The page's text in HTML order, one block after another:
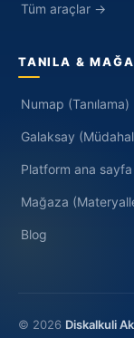
Tüm araçlar →
TANILA &
Numap (Tanılama)
Galaksay
Platform ana sayfa
Mağaza
Blog
© 2026 Diskalkuli